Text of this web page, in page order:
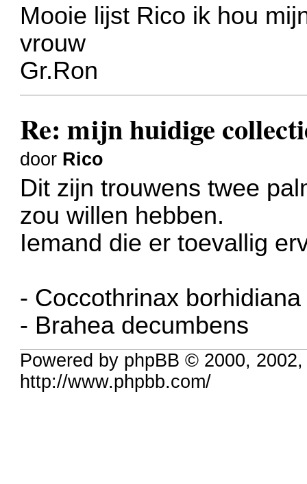
Mooie lijst Rico ik hou
vrouw
Gr.Ron
Re: mijn huidige
door Rico
Dit zijn trouwens twee
zou willen hebben.
Iemand die er toevallig
- Coccothrinax borhidiana
- Brahea decumbens
Powered by phpBB © 2000,
http://www.phpbb.com/